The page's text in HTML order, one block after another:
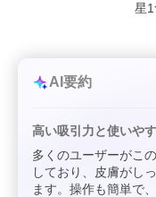
星1
AI要約
高い吸引力と使いや
多くのユーザーがこ
しており、皮膚がし
ます。操作も簡単で